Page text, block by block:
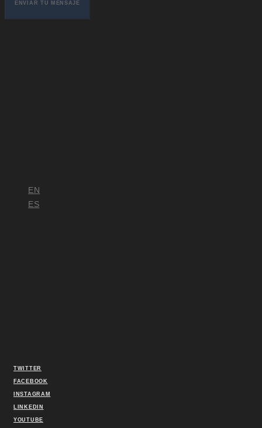
EN
ES
TWITTER
FACEBOOK
INSTAGRAM
LINKEDIN
YOUTUBE